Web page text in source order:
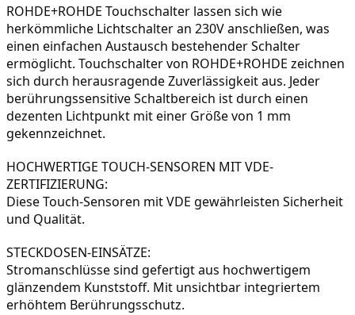
ROHDE+ROHDE Touchschalter lassen sich wie
herkömmliche Lichtschalter an 230V anschließen, was
einen einfachen Austausch bestehender Schalter
ermöglicht. Touchschalter von ROHDE+ROHDE zeichnen
sich durch herausragende Zuverlässigkeit aus. Jeder
berührungssensitive Schaltbereich ist durch einen
dezenten Lichtpunkt mit einer Größe von 1 mm
gekennzeichnet.
HOCHWERTIGE TOUCH-SENSOREN MIT VDE-
Diese Touch-Sensoren mit VDE gewährleisten Sicherheit
und Qualität.
STECKDOSEN-EINSÄTZE:
Stromanschlüsse sind gefertigt aus hochwertigem
glänzendem Kunststoff. Mit unsichtbar integriertem
erhöhtem Berührungsschutz.